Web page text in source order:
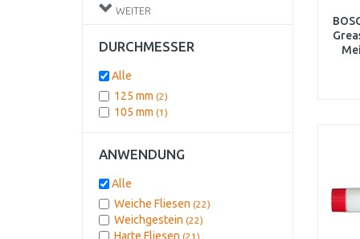
WEITER
METABO
STANLEY(1)
EINHELL
DURCHMESSER
Alle
125 mm (2)
105 mm (1)
ANWENDUNG
Alle
Weiche Fliesen (22)
Weichgestein (22)
Harte Fliesen (21)